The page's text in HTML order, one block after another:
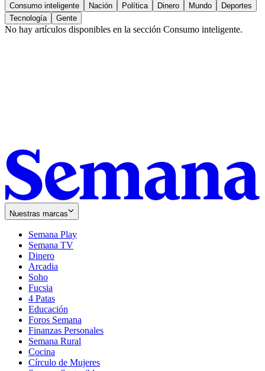
Consumo inteligente Nación Política Dinero Mundo
Deportes
Tecnología
Gente
No hay artículos disponibles en la sección Consumo inteligente.
Nuestras marcas
Semana Play
Semana TV
Dinero
Arcadia
Soho
in
new
window
Fucsia
in
new
window
4 Patas
Educación
Foros Semana
Finanzas Personales
Semana Rural
Cocina
Círculo de Mujeres